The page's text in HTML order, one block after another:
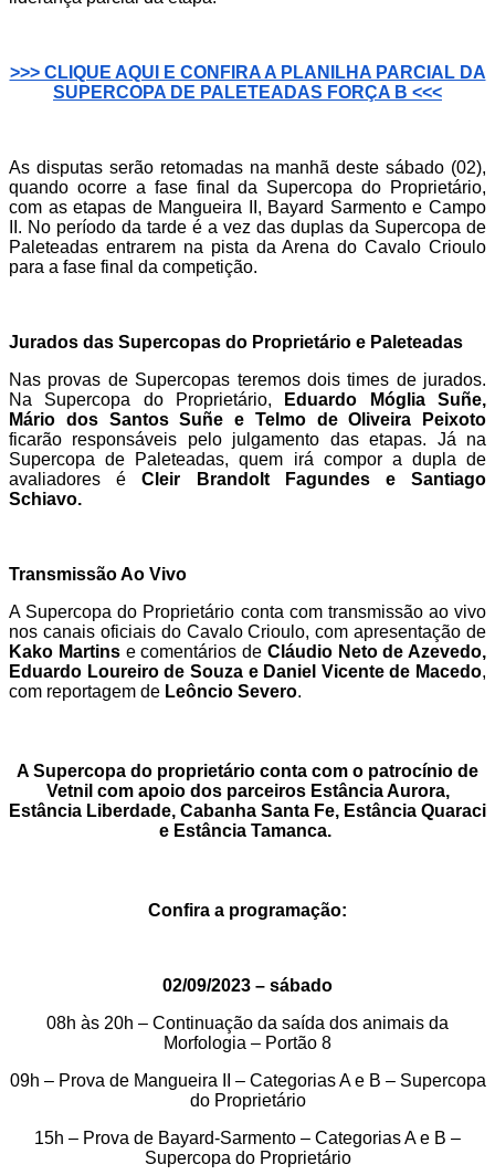
>>> CLIQUE AQUI E CONFIRA A PLANILHA PARCIAL DA
SUPERCOPA DE PALETEADAS FORÇA B <<<
As disputas serão retomadas na manhã deste sábado (02),
quando ocorre a fase final da Supercopa do Proprietário,
com as etapas de Mangueira II, Bayard Sarmento e Campo
II. No período da tarde é a vez das duplas da Supercopa de
Paleteadas entrarem na pista da Arena do Cavalo Crioulo
para a fase final da competição.
Jurados das Supercopas do Proprietário e Paleteadas
Nas provas de Supercopas teremos dois times de jurados.
Na Supercopa do Proprietário,
Eduardo Móglia Suñe,
Mário dos Santos Suñe e Telmo de Oliveira Peixoto
ficarão responsáveis pelo julgamento das etapas. Já na
Supercopa de Paleteadas, quem irá compor a dupla de
avaliadores éCleir Brandolt Fagundes e Santiago
Schiavo.
Transmissão Ao Vivo
A Supercopa do Proprietário conta com transmissão ao vivo
nos canais oficiais do Cavalo Crioulo, com apresentação de
Kako Martinse comentários de Cláudio Neto de Azevedo,
Eduardo Loureiro de Souza e Daniel Vicente de Macedo,
com reportagem de Leôncio Severo.
A Supercopa do proprietário conta com o patrocínio de
Vetnil com apoio dos parceiros Estância Aurora,
Estância Liberdade, Cabanha Santa Fe, Estância Quaraci
e Estância Tamanca.
Confira a programação:
02/09/2023 – sábado
08h às 20h – Continuação da saída dos animais da
Morfologia – Portão 8
09h – Prova de Mangueira II – Categorias A e B – Supercopa
do Proprietário
15h – Prova de Bayard-Sarmento – Categorias A e B –
Supercopa do Proprietário